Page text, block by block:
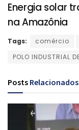
Energia solar
na Amazônia
Tags: comércio
POLO INDUSTRIAL
Posts Relacionados